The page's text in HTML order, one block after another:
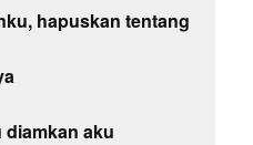
hapuskan tentang
diamkan aku